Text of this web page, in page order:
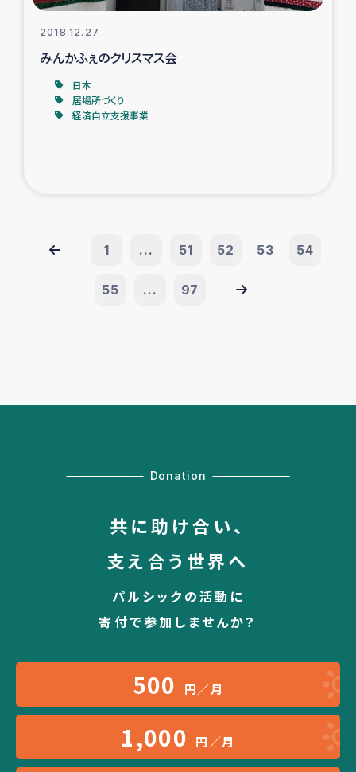
2018.12.27
みんかふぇのクリスマス会
日本
居場所づくり
経済自立支援事業
1 ... 51 52 53 54
55 ... 97
Donation
共に助け合い、
支え合う世界へ
パルシックの活動に
寄付で参加しませんか？
500 円／月
1,000 円／月